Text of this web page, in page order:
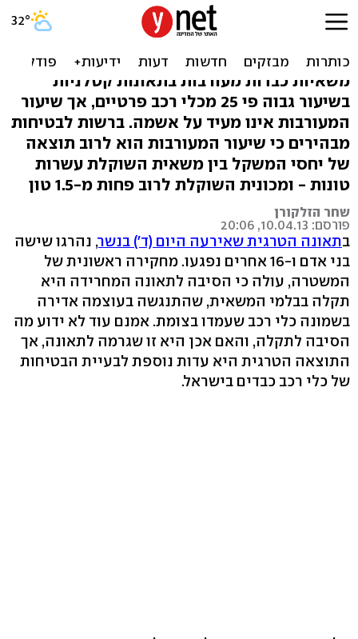
מעורבות משאיות בתאונות:
משאיות כבדות מעורבות בתאונות קטלניות
בשיעור גבוה פי 25 מכלי רכב פרטיים, אך שיעור
המעורבות אינו מעיד על אשמה. ברשות לבטיחות
מבהירים כי שיעור המעורבות הוא לרוב תוצאה
של יחסי המשקל בין משאית השוקלת עשרות
טונות - ומכונית השוקלת לרוב פחות מ-1.5 טון
שחר הזלקורן
פורסם: 10.04.13, 20:06
בתאונה הטרגית שאירעה היום (ד') בנשר, נהרגו שישה
בני אדם ו-16 אחרים נפגעו. מחקירה ראשונית של
המשטרה, עולה כי הסיבה לתאונה המחרידה היא
תקלה בבלמי המשאית, שהתנגשה בעוצמה אדירה
בשמונה כלי רכב שעמדו בצומת. אמנם עוד לא ידוע מה
הסיבה לתקלה, והאם אכן היא זו שגרמה לתאונה, אך
התוצאה הטרגית היא עדות נוספת לבעיית הבטיחות
של כלי רכב כבדים בישראל.